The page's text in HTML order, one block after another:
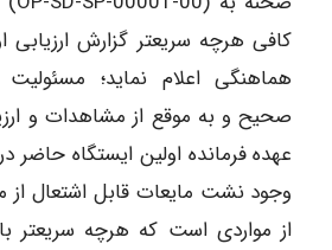
کافی هرچه سریعتر گزارش ارزیابی
هماهنگی اعلام نماید؛
صحیح و به موقع از مشاهدات و
عهده فرمانده اولین ایستگاه
وجود نشت مایعات قابل اشتعال
از مواردی است که هرچه سریعتر